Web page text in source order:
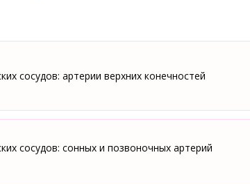
сосудов: артерии верхних конечностей
сосудов: сонных и позвоночных артерий